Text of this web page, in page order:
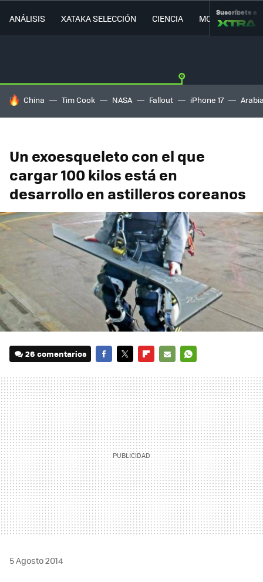
ANÁLISIS XATAKA SELECCIÓN CIENCIA MOVILIDAD
Suscríbete a
HOY SE HABLA DE
China Tim Cook NASA Fallout iPhone 17
Un exoesqueleto con el que
cargar 100 kilos está en
desarrollo en astilleros coreanos
26 comentarios
MAIL
5 Agosto 2014